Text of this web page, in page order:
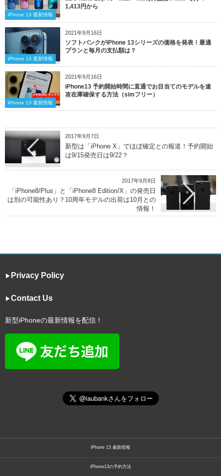
iPhone 13 最新情報
1,413円から
2021年9月16日
iPhone 13 最新情報
ソフトバンクがiPhone 13シリーズの価格を発表！最適
プランと毎月の支払額は？
2021年9月16日
iPhone 13 最新情報
iPhone13 予約開始時間に直通でお目当てのモデルを速
攻在庫確保する方法（simフリー）
2017年9月7日
新型は「iPhone X」でほぼ確定との報道！予約開始
は9/15発売日は9/22？
2017年9月8日
「iPhone8/Plus」と「iPhone8 Edition/X」の発売日
は別の可能性あり？10周年モデルの出荷は10月との
情報！
▶︎ Privacy Policy
▶︎Contact Us
新型iPhoneの最新情報を配信！
iPhone 13 最新情報
iPhone13の予約方法